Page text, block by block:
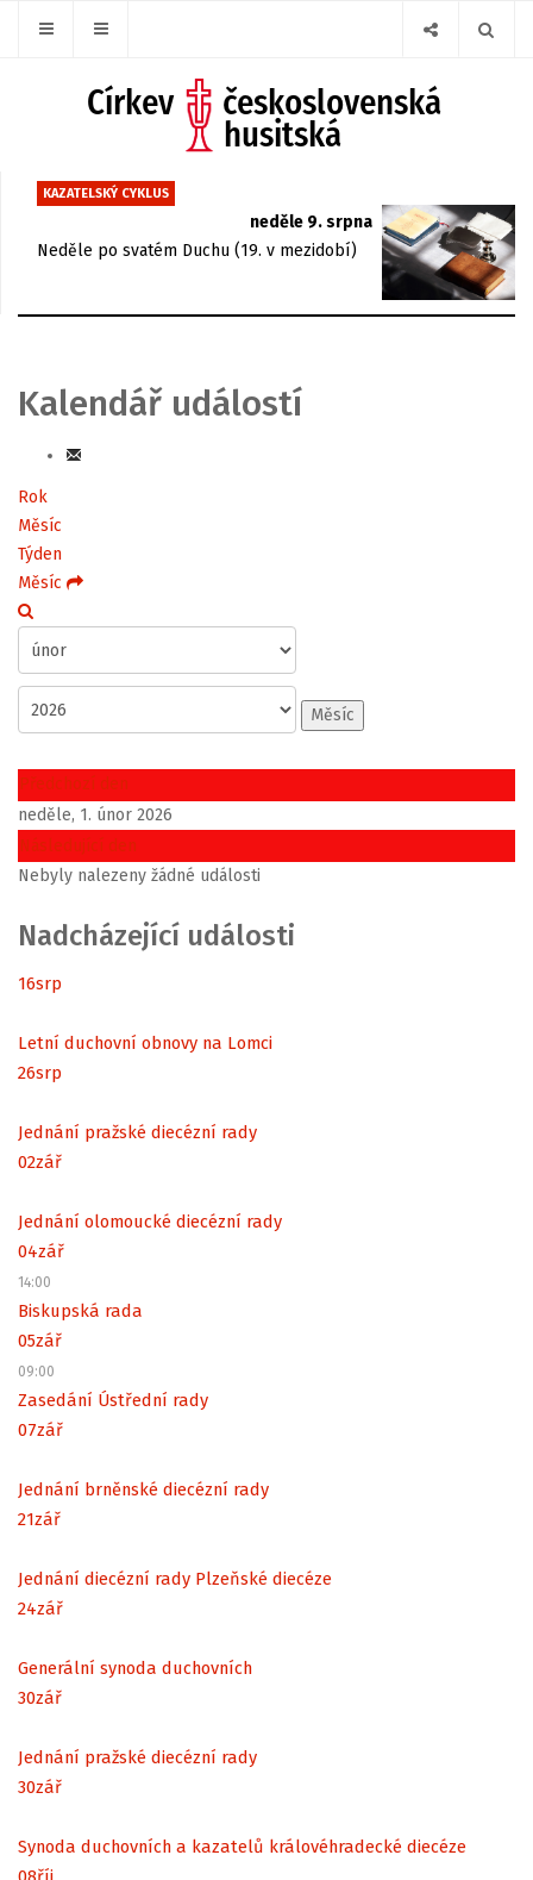
KAZATELSKÝ CYKLUS
neděle 9. srpna
Neděle po svatém Duchu (19. v mezidobí)
Kalendář událostí
Rok
Měsíc
Týden
Měsíc
Měsíc
Předchozí den
neděle, 1. únor 2026
Následující den
Nebyly nalezeny žádné události
Nadcházející události
16srp
Letní duchovní obnovy na Lomci
26srp
Jednání pražské diecézní rady
02zář
Jednání olomoucké diecézní rady
04zář
14:00
Biskupská rada
05zář
09:00
Zasedání Ústřední rady
07zář
Jednání brněnské diecézní rady
21zář
Jednání diecézní rady Plzeňské diecéze
24zář
Generální synoda duchovních
30zář
Jednání pražské diecézní rady
30zář
Synoda duchovních a kazatelů královéhradecké diecéze